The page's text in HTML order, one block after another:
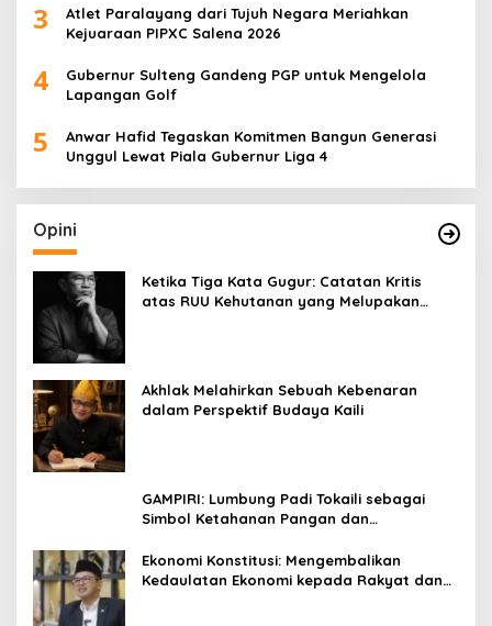
3
Atlet Paralayang dari Tujuh Negara Meriahkan
Kejuaraan PIPXC Salena 2026
4
Gubernur Sulteng Gandeng PGP untuk Mengelola
Lapangan Golf
5
Anwar Hafid Tegaskan Komitmen Bangun Generasi
Unggul Lewat Piala Gubernur Liga 4
Opini
Ketika Tiga Kata Gugur: Catatan Kritis
atas RUU Kehutanan yang Melupakan
Akhlak Melahirkan Sebuah Kebenaran
dalam Perspektif Budaya Kaili
GAMPIRI: Lumbung Padi Tokaili sebagai
Simbol Ketahanan Pangan dan
Ekonomi Konstitusi: Mengembalikan
Kedaulatan Ekonomi kepada Rakyat dan